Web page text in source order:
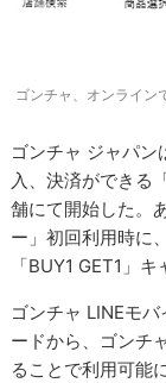
ゴンチャ、オンライン
ゴンチャ ジャパン
入、決済ができる
舗にて開始した。
ー」初回利用時に
「BUY1 GET1」
ゴンチャ LINEモ
ードから、ゴンチ
ることで利用可能